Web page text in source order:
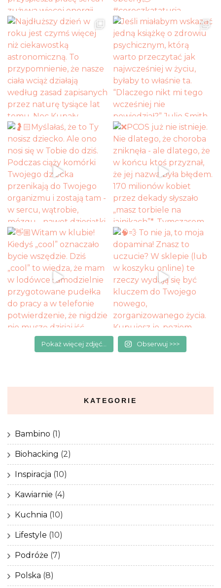
Pokaż więcej zdjęć... Obserwuj >>>
KATEGORIE
Bambino (1)
Biohacking (2)
Inspiracja (10)
Kawiarnie (4)
Kuchnia (10)
Lifestyle (10)
Podróże (7)
Polska (8)